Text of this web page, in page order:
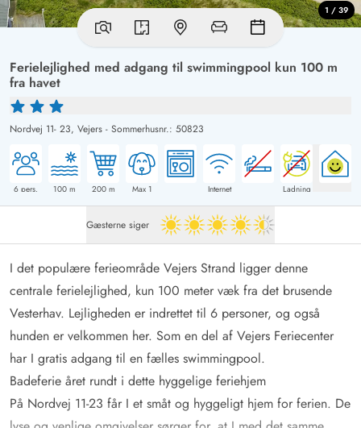
Ferielejlighed med adgang til swimmingpool kun 100 m
fra havet
Nordvej 11- 23, Vejers - Sommerhusnr.: 50823
6 pers. 100 m 200m Max 1 Internet Ladning
1 / 39
Gæsterne siger 4.5 ud af 5
I det populære ferieområde Vejers Strand ligger denne
centrale ferielejlighed, kun 100 meter væk fra det brusende
Vesterhav. Lejligheden er indrettet til 6 personer, og også
hunden er velkommen her. Som en del af Vejers Feriecenter
har I gratis adgang til en fælles swimmingpool.
Badeferie året rundt i dette hyggelige feriehjem
På Nordvej 11-23 får I et småt og hyggeligt hjem for ferien. De